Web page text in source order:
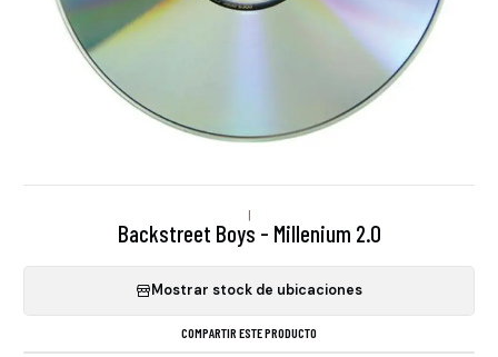
|
Backstreet Boys - Millenium 2.0
Mostrar stock de ubicaciones
COMPARTIR ESTE PRODUCTO